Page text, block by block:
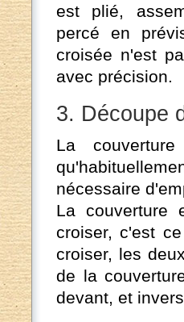
est plié,
percé en
croisée n'est
avec précision.
3. Découpe
La
nécessaire
La couverture
croiser, c'est
croiser, les
de la
devant, et